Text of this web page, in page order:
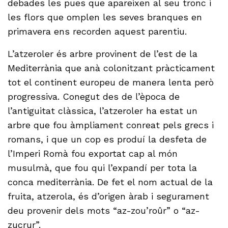
debades les pues que apareixen al seu tronc i
les flors que omplen les seves branques en
primavera ens recorden aquest parentiu.
L’atzeroler és arbre provinent de l’est de la
Mediterrània que anà colonitzant pràcticament
tot el continent europeu de manera lenta però
progressiva. Conegut des de l’època de
l’antiguitat clàssica, l’atzeroler ha estat un
arbre que fou àmpliament conreat pels grecs i
romans, i que un cop es produí la desfeta de
l’Imperi Romà fou exportat cap al món
musulmà, que fou qui l’expandí per tota la
conca mediterrània. De fet el nom actual de la
fruita, atzerola, és d’origen àrab i segurament
deu provenir dels mots “az-zou’roûr” o “az-
zucrur”.